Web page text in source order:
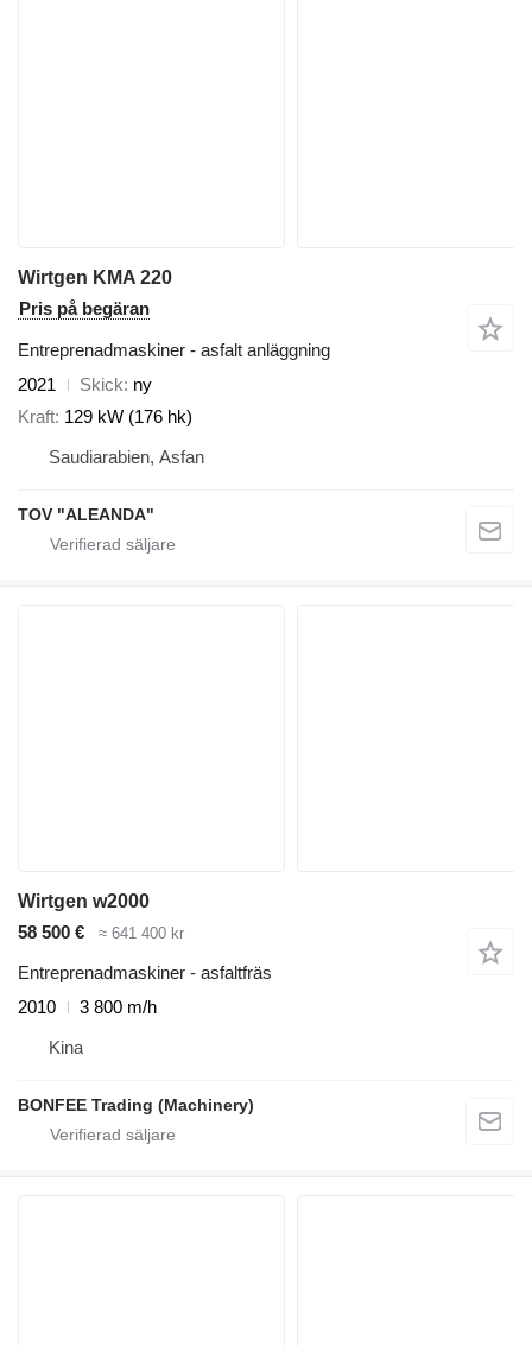
Wirtgen KMA 220
Pris på begäran
Entreprenadmaskiner - asfalt anläggning
2021
Skick ny
Kraft 129 kW (176 hk)
Saudiarabien, Asfan
TOV "ALEANDA"
Wirtgen w2000
58 500 €
≈ 641 400 kr
Entreprenadmaskiner - asfaltfräs
2010
3 800 m/h
Kina
BONFEE Trading (Machinery)